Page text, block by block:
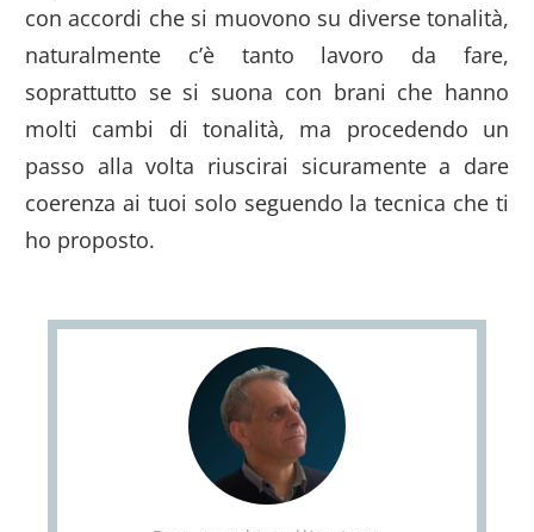
con accordi che si muovono su diverse tonalità,
naturalmente c’è tanto lavoro da fare,
soprattutto se si suona con brani che hanno
molti cambi di tonalità, ma procedendo un
passo alla volta riuscirai sicuramente a dare
coerenza ai tuoi solo seguendo la tecnica che ti
ho proposto.